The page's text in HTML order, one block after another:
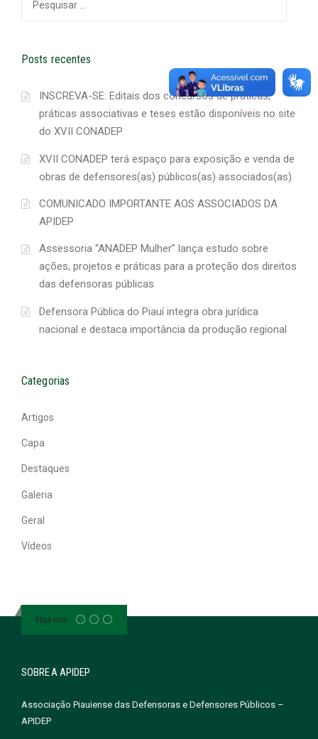
por:
Posts recentes
INSCREVA-SE: Editais dos concursos de práticas,
práticas associativas e teses estão disponíveis no site
do XVII CONADEP
XVII CONADEP terá espaço para exposição e venda de
obras de defensores(as) públicos(as) associados(as)
COMUNICADO IMPORTANTE AOS ASSOCIADOS DA
APIDEP
Assessoria “ANADEP Mulher” lança estudo sobre
ações, projetos e práticas para a proteção dos direitos
das defensoras públicas
Defensora Pública do Piauí integra obra jurídica
nacional e destaca importância da produção regional
Categorias
Artigos
Capa
Destaques
Galeria
Geral
Vídeos
Siga-nos
SOBRE A APIDEP
Associação Piauiense das Defensoras e Defensores Públicos –
APIDEP